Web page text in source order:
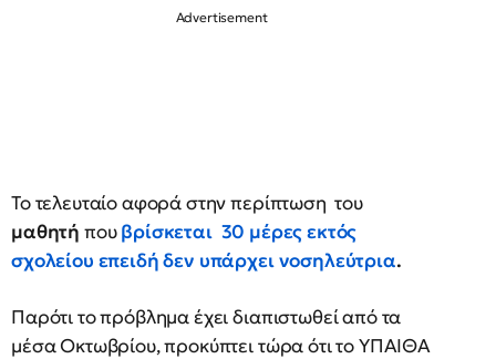
Το τελευταίο αφορά στην περίπτωση του
μαθητή πουβρίσκεται 30 μέρες εκτός
σχολείου επειδή δεν υπάρχει νοσηλεύτρια.
Παρότι το πρόβλημα έχει διαπιστωθεί από τα
μέσα Οκτωβρίου, προκύπτει τώρα ότι το ΥΠΑΙΘΑ